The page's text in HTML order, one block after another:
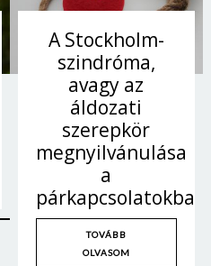
A Stockholm-
szindróma,
avagy az
áldozati
szerepkör
megnyilvánulása
a
párkapcsolatokban
TOVÁBB
OLVASOM
Bejelentkezés